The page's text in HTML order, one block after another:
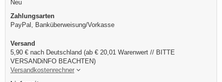
Neu
Zahlungsarten
PayPal, Banküberweisung/Vorkasse
Versand
5,90 € nach Deutschland (ab € 20,01 Warenwert // BITTE
VERSANDiNFO BEACHTEN)
Versandkostenrechner